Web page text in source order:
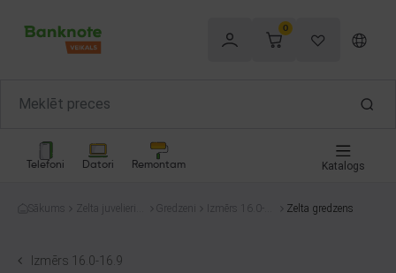
0
Telefoni Datori Remontam Katalogs
Sākums
Zelta juvelierizs
Gredzeni
Izmērs 16.0-1
Zelta gredzens
Izmērs 16.0-16.9